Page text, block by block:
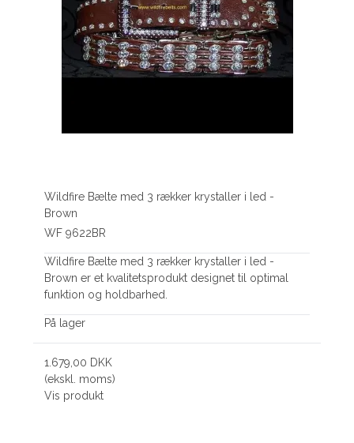
Wildfire Bælte med 3 rækker krystaller i led -
Brown
WF 9622BR
Wildfire Bælte med 3 rækker krystaller i led -
Brown er et kvalitetsprodukt designet til optimal
funktion og holdbarhed.
På lager
1.679,00 DKK
(ekskl. moms)
Vis produkt